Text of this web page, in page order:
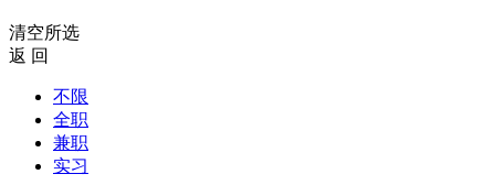
清空所选
返 回
不限
全职
兼职
实习